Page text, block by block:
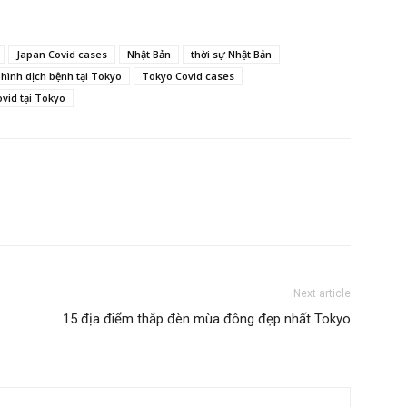
Japan Covid cases Nhật Bản
thời sự Nhật Bản
dịch bệnh tại Tokyo
Tokyo Covid cases
tại Tokyo
Next article
15 địa điểm thắp đèn mùa đông đẹp nhất Tokyo